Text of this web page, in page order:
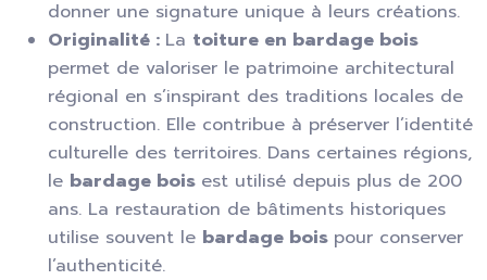
donner une signature unique à leurs créations.
Originalité : La toiture en bardage bois
permet de valoriser le patrimoine architectural
régional en s’inspirant des traditions locales de
construction. Elle contribue à préserver l’identité
culturelle des territoires. Dans certaines régions,
le bardage bois est utilisé depuis plus de 200
ans. La restauration de bâtiments historiques
utilise souvent le bardage bois pour conserver
l’authenticité.